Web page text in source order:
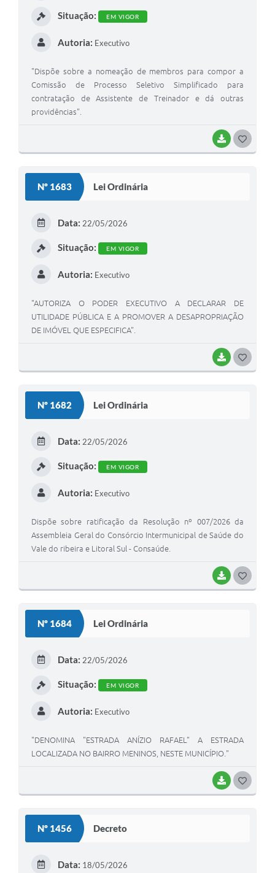
BAIXAR
Situação: EM VIGOR
Autoria: Executivo
"Dispõe sobre a nomeação de membros para compor a
Comissão de Processo Seletivo Simplificado para
contratação de Assistente de Treinador e dá outras
providências".
Nº 1683 Lei Ordinária
BAIXAR
Data: 22/05/2026
Situação: EM VIGOR
Autoria: Executivo
"AUTORIZA O PODER EXECUTIVO A DECLARAR DE
UTILIDADE PÚBLICA E A PROMOVER A DESAPROPRIAÇÃO
DE IMÓVEL QUE ESPECIFICA".
Nº 1682 Lei Ordinária
BAIXAR
Data: 22/05/2026
Situação: EM VIGOR
Autoria: Executivo
Dispõe sobre ratificação da Resolução nº 007/2026 da
Assembleia Geral do Consórcio Intermunicipal de Saúde do
Vale do ribeira e Litoral Sul - Consaúde.
Nº 1684 Lei Ordinária
BAIXAR
Data: 22/05/2026
Situação: EM VIGOR
Autoria: Executivo
"DENOMINA "ESTRADA ANÍZIO RAFAEL" A ESTRADA
LOCALIZADA NO BAIRRO MENINOS, NESTE MUNICÍPIO."
Nº 1456 Decreto
Data: 18/05/2026